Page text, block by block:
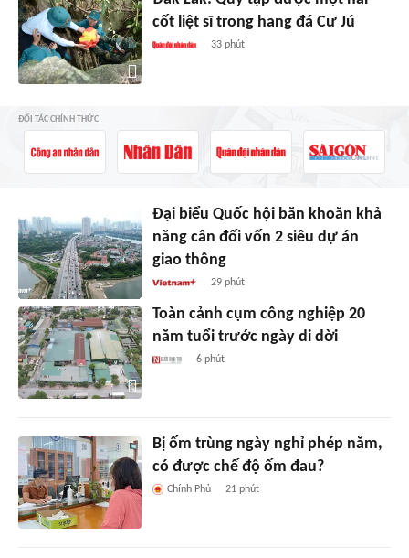
cốt liệt sĩ trong hang đá Cư Jú
33 phút
ĐỐI TÁC CHÍNH THỨC
Đại biểu Quốc hội băn khoăn khả
năng cân đối vốn 2 siêu dự án
giao thông
29 phút
Toàn cảnh cụm công nghiệp 20
năm tuổi trước ngày di dời
6 phút
Bị ốm trùng ngày nghỉ phép năm,
có được chế độ ốm đau?
Chính Phủ 21 phút